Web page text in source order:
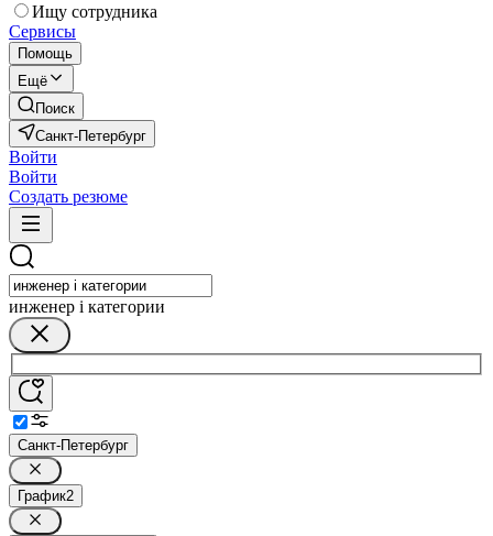
Ищу сотрудника
Сервисы
Помощь
Ещё
Поиск
Санкт-Петербург
Войти
Войти
Создать резюме
инженер i категории
Санкт-Петербург
График2